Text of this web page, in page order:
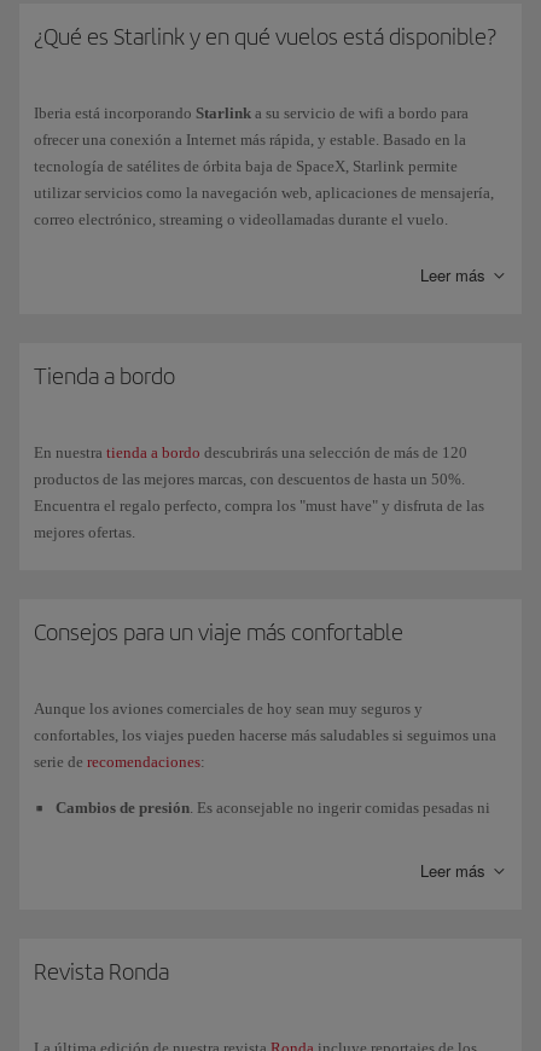
Además, en nuestros A350 de Nueva Generación, tienes la posibilidad
de conectar tus propios auriculares inalámbricos a través de bluetooth
táctiles 4K.
¿Qué es Starlink y en qué vuelos está disponible?
Iberia está incorporando Starlink a su servicio de wifi a bordo para
ofrecer una conexión a Internet más rápida, y estable. Basado en la
tecnología de satélites de órbita baja de SpaceX, Starlink permite
utilizar servicios como la navegación web, aplicaciones de mensajería,
correo electrónico, streaming o videollamadas durante el vuelo.
Starlink solo está disponible en un número limitado de
Puedes consultar cómo conectarte, las condiciones del servicio y toda la
Leer más
Tienda a bordo
En nuestra tienda a bordo descubrirás una selección de más de 120
productos de las mejores marcas, con descuentos de hasta un 50%.
Encuentra el regalo perfecto, compra los "must have" y disfruta de las
mejores ofertas.
Consejos para un viaje más confortable
Aunque los aviones comerciales de hoy sean muy seguros y
confortables, los viajes pueden hacerse más saludables si seguimos una
serie de recomendaciones:
Cambios de presión. Es aconsejable no ingerir comidas pesadas ni
consumo de líquidos durante el vuelo.
limitado y el movimiento es reducido. No coloques los bultos de
Leer más
Revista Ronda